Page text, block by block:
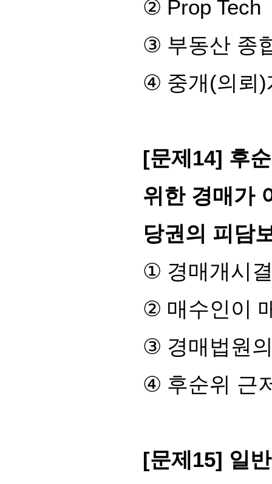
② Prop Tech
③ 부동산 종
④ 중개(의뢰)
[문제 14] 후
위한 경매가
당권의 피담
① 경매개시
② 매수인이
③ 경매법원
④ 후순위 근
[문제 15] 일